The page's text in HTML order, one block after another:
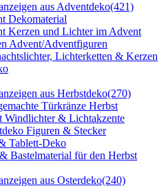
aus Adventdeko(421)
Dekomaterial
Kerzen und Lichter im Advent
Advent/Adventfiguren
Lichterketten & Kerzen
aus Herbstdeko(270)
Türkränze Herbst
Windlichter & Lichtakzente
Figuren & Stecker
Tablett-Deko
Bastelmaterial für den Herbst
aus Osterdeko(240)